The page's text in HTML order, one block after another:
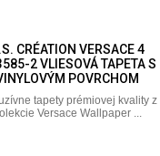
CRÉATION VERSACE 4
2 VLIESOVÁ TAPETA S
POVRCHOM
tapety prémiovej kvality z
Versace Wallpaper ...